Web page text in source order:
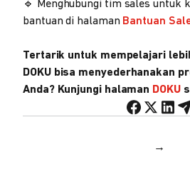
🔹 Menghubungi tim sales untuk
bantuan di halaman Bantuan
Tertarik untuk mempelajari
DOKU bisa menyederhanakan
Anda? Kunjungi halaman DOKU
→